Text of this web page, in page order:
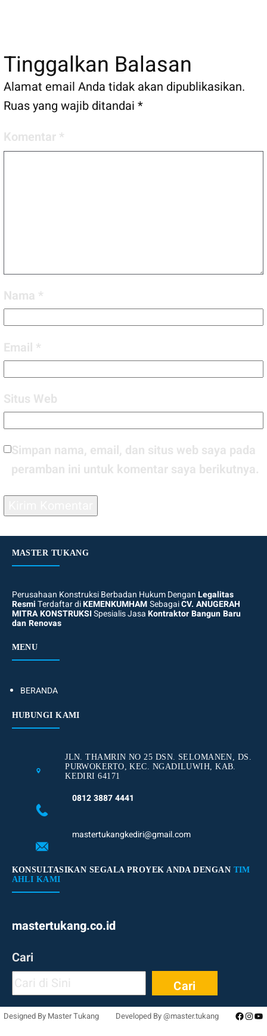
Tinggalkan Balasan
Alamat email Anda tidak akan dipublikasikan.
Ruas yang wajib ditandai *
Komentar *
Nama *
Email *
Situs Web
Simpan nama, email, dan situs web saya pada
peramban ini untuk komentar saya berikutnya.
MASTER TUKANG
Perusahaan Konstruksi Berbadan Hukum DenganLegalitas
ResmiTerdaftar diKEMENKUMHAMSebagaiCV. ANUGERAH
MITRA KONSTRUKSISpesialis JasaKontraktor Bangun Baru
dan Renovas
MENU
BERANDA
HUBUNGI KAMI
JLN. THAMRIN NO 25 DSN. SELOMANEN, DS.
PURWOKERTO, KEC. NGADILUWIH, KAB.
KEDIRI 64171
0812 3887 4441
mastertukangkediri@gmail.com
KONSULTASIKAN SEGALA PROYEK ANDA DENGAN TIM
AHLI KAMI
mastertukang.co.id
Cari
Cari
Designed By Master Tukang Developed By @master.tukang